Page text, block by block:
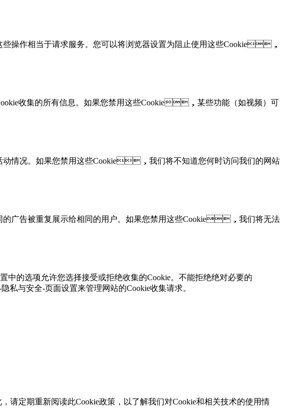
这些操作相当于请求服务。您可以将浏览器设置为阻止使用这些Cookie，
收集的所有信息。如果您禁用这些Cookie，某些功能（如视频）可
动情况。如果您禁用这些Cookie，我们将不知道您何时访问我们的网站
相同的广告被重复展示给相同的用户。如果您禁用这些Cookie，我们将无法
中的选项允许您选择接受或拒绝收集的Cookie。不能拒绝绝对必要的
私与安全-页面设置来管理网站的Cookie收集请求。
，请定期重新阅读此Cookie政策，以了解我们对Cookie和相关技术的使用情